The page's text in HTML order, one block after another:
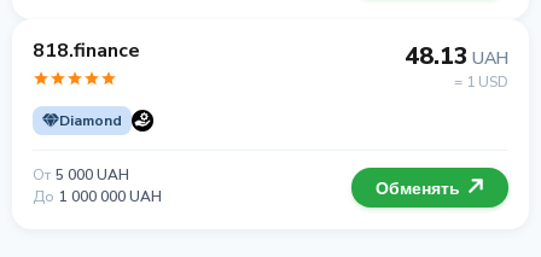
818.finance
Diamond
48.13 UAH
= 1 USD
От 5 000 UAH
До 1 000 000 UAH Обменять